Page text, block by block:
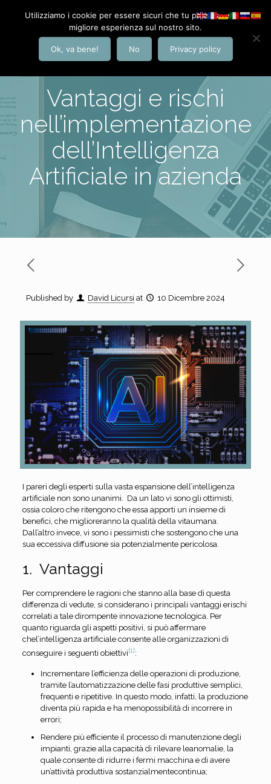
Vantaggi e rischi
nell’implementazione
dell’Intelligenza
Artificiale in azienda
Published by David Licursi at 10 Dicembre 2024
I pareri degli esperti sulla vasta espansione dell’intelligenza
artificiale non sono unanimi. Da un lato vi sono gli ottimisti,
ossia coloro che ritengono che essa apporti un insieme di
benefici, che miglioreranno la qualità della vitaumana.
Dall’altro invece, vi sono i pessimisti che sostengono che una
sua eccessiva diffusione sia potenzialmente pericolosa.
1. Vantaggi
Per comprendere le ragioni che stanno alla base di questa
differenza di vedute, si considerano i principali vantaggi erischi
correlati a tale dirompente innovazione tecnologica. Per
quanto riguarda gli aspetti positivi, si può affermare
chel’intelligenza artificiale consente alle organizzazioni di
conseguire i seguenti obiettivi[1]:
Incrementare l’efficienza delle operazioni di produzione,
tramite l’automatizzazione delle fasi produttive semplici,
frequenti e ripetitive. In questo modo, infatti, la produzione
diventa più rapida e ha menopossibilità di incorrere in
errori;
Rendere più efficiente il processo di manutenzione degli
impianti, grazie alla capacità di rilevare leanomalie, la
quale consente di ridurre i fermi macchina e di avere
un’attività produttiva sostanzialmentecontinua;
Utilizziamo i cookie per essere sicuri che tu possa avere la
migliore esperienza sul nostro sito.
Ok, va bene! No Privacy policy